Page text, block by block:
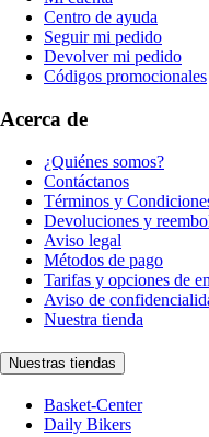
Centro de ayuda
Seguir mi pedido
Devolver mi pedido
Códigos promocionales
Acerca de
¿Quiénes somos?
Contáctanos
Términos y
Devoluciones y
Aviso legal
Métodos de pago
Tarifas y opciones de
Aviso de
Nuestra tienda
Nuestras tiendas
Basket-Center
Daily Bikers